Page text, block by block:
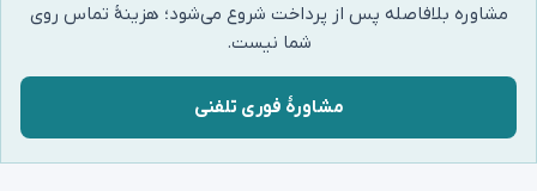
مشاوره بلافاصله پس از پرداخت شروع می‌شود؛ هزینهٔ تماس روی
شما نیست.
مشاورهٔ فوری تلفنی